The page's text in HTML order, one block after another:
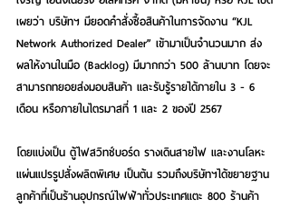
เผยว่า บริษัทฯ มียอดคำสั่งซื้อสินค้าในการจัดงาน “KJL
Network Authorized Dealer” เข้ามาเป็นจำนวนมาก ส่ง
ผลให้งานในมือ (Backlog) มีมากกว่า 500 ล้านบาท โดยจะ
สามารถทยอยส่งมอบสินค้า และรับรู้รายได้ภายใน 3 - 6
เดือน หรือภายในไตรมาสที่ 1 และ 2 ของปี 2567
โดยแบ่งเป็น ตู้ไฟสวิทช์บอร์ด รางเดินสายไฟ และงานโลหะ
แผ่นแปรรูปสั่งผลิตพิเศษ เป็นต้น รวมถึงบริษัทฯได้ขยายฐาน
ลูกค้าที่เป็นร้านอุปกรณ์ไฟฟ้าทั่วประเทศแตะ 800 ร้านค้า